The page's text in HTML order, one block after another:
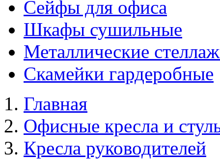
Сейфы для офиса
Шкафы сушильные
Металлические
Скамейки гардеробные
Главная
Офисные кресла и
Кресла руководителей